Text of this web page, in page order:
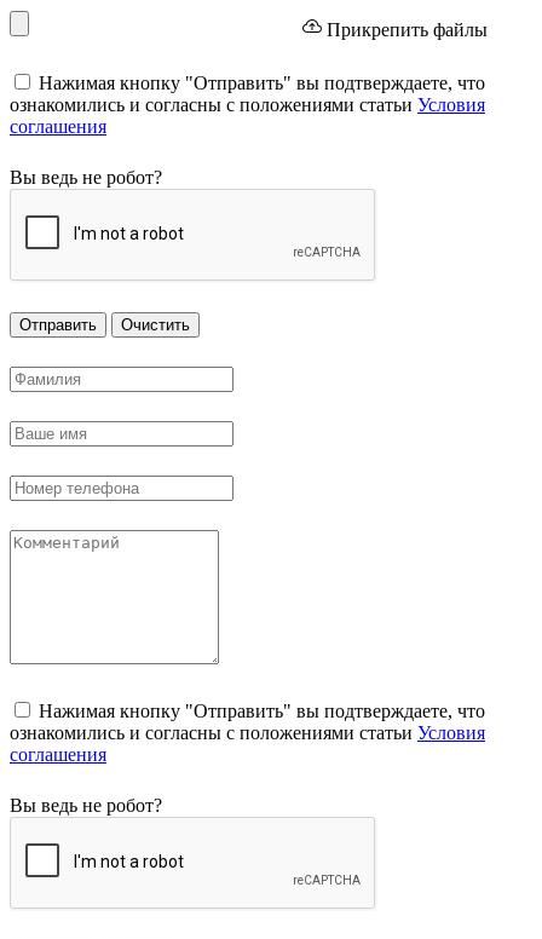
Прикрепить файлы
Нажимая кнопку "Отправить" вы подтверждаете, что
ознакомились и согласны с положениями статьи Условия
соглашения
Вы ведь не робот?
Отправить Очистить
Нажимая кнопку "Отправить" вы подтверждаете, что
ознакомились и согласны с положениями статьи Условия
соглашения
Вы ведь не робот?